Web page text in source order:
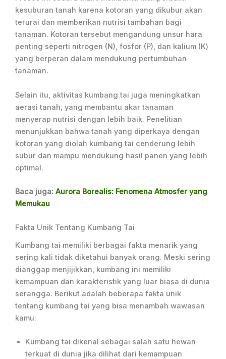
kesuburan tanah karena kotoran yang dikubur akan
terurai dan memberikan nutrisi tambahan bagi
tanaman. Kotoran tersebut mengandung unsur hara
penting seperti nitrogen (N), fosfor (P), dan kalium (K)
yang berperan dalam mendukung pertumbuhan
tanaman.
Selain itu, aktivitas kumbang tai juga meningkatkan
aerasi tanah, yang membantu akar tanaman
menyerap nutrisi dengan lebih baik. Penelitian
menunjukkan bahwa tanah yang diperkaya dengan
kotoran yang diolah kumbang tai cenderung lebih
subur dan mampu mendukung hasil panen yang lebih
optimal.
Baca juga: Aurora Borealis: Fenomena Atmosfer yang
Memukau
Fakta Unik Tentang Kumbang Tai
Kumbang tai memiliki berbagai fakta menarik yang
sering kali tidak diketahui banyak orang. Meski sering
dianggap menjijikkan, kumbang ini memiliki
kemampuan dan karakteristik yang luar biasa di dunia
serangga. Berikut adalah beberapa fakta unik
tentang kumbang tai yang bisa menambah wawasan
kamu:
Kumbang tai dikenal sebagai salah satu hewan
terkuat di dunia jika dilihat dari kemampuan